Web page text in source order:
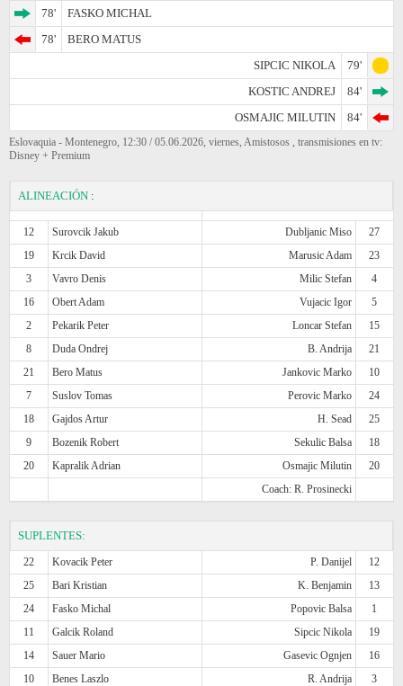
78'
FASKO MICHAL
78'
BERO MATUS
SIPCIC NIKOLA
79'
KOSTIC ANDREJ
84'
OSMAJIC MILUTIN
84'
Eslovaquia - Montenegro, 12:30 / 05.06.2026, viernes, Amistosos , transmisiones en tv:
Disney + Premium
ALINEACIÓN :
12 Surovcik Jakub Dubljanic Miso
27
19
Krcik David Marusic Adam
23
3
Vavro Denis Milic Stefan
4
16
Obert Adam Vujacic Igor
5
2
Pekarik Peter Loncar Stefan
15
8
Duda Ondrej B. Andrija
21
21
Bero Matus Jankovic Marko
10
7
Suslov Tomas Perovic Marko
24
18
Gajdos Artur H. Sead
25
9
Bozenik Robert Sekulic Balsa
18
20
Kapralik Adrian Osmajic Milutin
20
Coach: R. Prosinecki
SUPLENTES:
22 Kovacik Peter P. Danijel
12
25
Bari Kristian K. Benjamin
13
24
Fasko Michal Popovic Balsa
1
11
Galcik Roland Sipcic Nikola
19
14
Sauer Mario Gasevic Ognjen
16
10
Benes Laszlo R. Andrija
3